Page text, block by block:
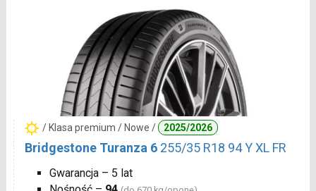
/ Klasa premium / Nowe / 2025/2026
Bridgestone Turanza 6 255/35 R18 94 Y XL FR
Gwarancja – 5 lat